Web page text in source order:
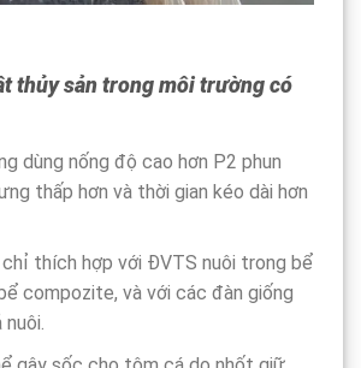
thủy sản trong môi trường có
dùng nống độ cao hơn P2 phun
thấp hơn và thời gian kéo dài hơn
chỉ thích hợp với ĐVTS nuôi trong bể
compozite, và với các đàn giống